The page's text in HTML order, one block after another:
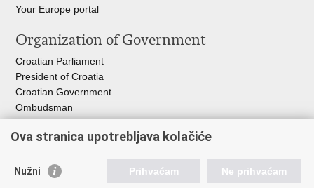
Your Europe portal​
Organization of Government
Croatian Parliament
President of Croatia
Croatian Government
Ombudsman​
Useful links
ILO
Ova stranica upotrebljava kolačiće
Nužni Prihvaćam Ne prihvaćam